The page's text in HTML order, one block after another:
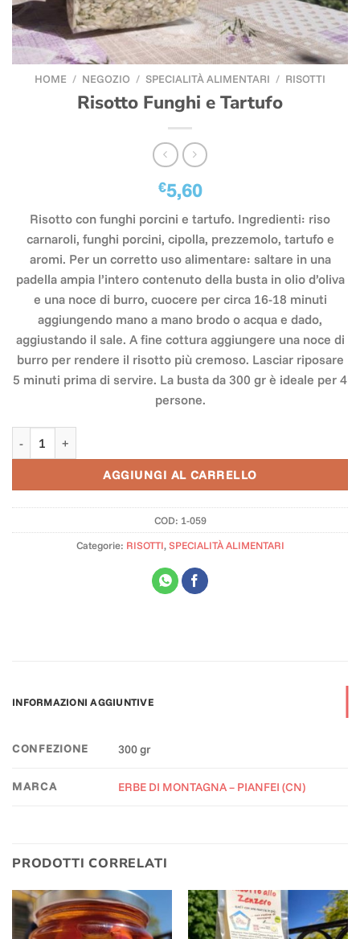
HOME / NEGOZIO / SPECIALITÀ ALIMENTARI / RISOTTI
Risotto Funghi e Tartufo
€5,60
Risotto con funghi porcini e tartufo. Ingredienti: riso
carnaroli, funghi porcini, cipolla, prezzemolo, tartufo e
aromi. Per un corretto uso alimentare: saltare in una
padella ampia l’intero contenuto della busta in olio d’oliva
e una noce di burro, cuocere per circa 16-18 minuti
aggiungendo mano a mano brodo o acqua e dado,
aggiustando il sale. A fine cottura aggiungere una noce di
burro per rendere il risotto più cremoso. Lasciar riposare
5 minuti prima di servire. La busta da 300 gr è ideale per 4
persone.
AGGIUNGI AL CARRELLO
COD: 1-059
Categorie: RISOTTI,SPECIALITÀ ALIMENTARI
INFORMAZIONI AGGIUNTIVE
CONFEZIONE 300 gr
MARCA ERBE DI MONTAGNA – PIANFEI (CN)
PRODOTTI CORRELATI